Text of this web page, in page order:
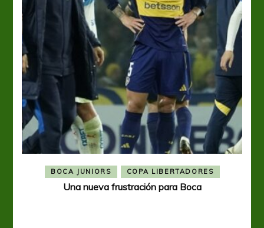
BOCA JUNIORS COPA LIBERTADORES
Una nueva frustración para Boca